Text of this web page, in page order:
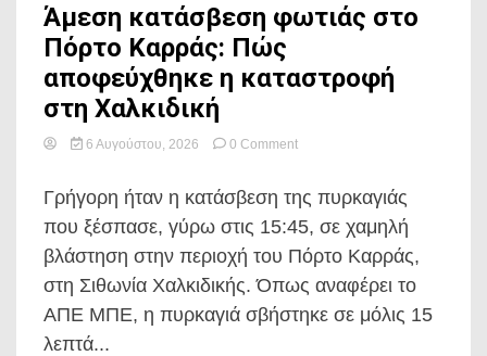
Άμεση κατάσβεση φωτιάς στο
Πόρτο Καρράς: Πώς
αποφεύχθηκε η καταστροφή
στη Χαλκιδική
6 Αυγούστου, 2026 0 Commenton
φωτιάς
στο
Πόρτο
Καρράς:
Πώς
αποφεύχθηκε
η
Γρήγορη ήταν η κατάσβεση της πυρκαγιάς
που ξέσπασε, γύρω στις 15:45, σε χαμηλή
βλάστηση στην περιοχή του Πόρτο Καρράς,
στη Σιθωνία Χαλκιδικής. Όπως αναφέρει το
ΑΠΕ ΜΠΕ, η πυρκαγιά σβήστηκε σε μόλις 15
λεπτά...